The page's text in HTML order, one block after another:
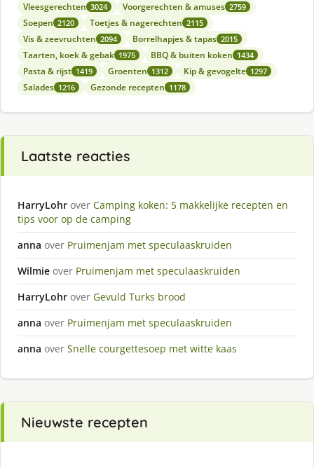
Vleesgerechten 3024 Voorgerechten & amuses 2759
Soepen 2120 Toetjes & nagerechten 2115
Vis & zeevruchten 2094 Borrelhapjes & tapas 2015
Taarten, koek & gebak 1975 BBQ & buiten koken 1434
Pasta & rijst 1419 Groenten 1312 Kip & gevogelte 1297
Salades 1216 Gezonde recepten 1178
Laatste reacties
HarryLohr over Camping koken: 5 makkelijke recepten en
tips voor op de camping
anna over Pruimenjam met speculaaskruiden
Wilmie over Pruimenjam met speculaaskruiden
HarryLohr over Gevuld Turks brood
anna over Pruimenjam met speculaaskruiden
anna over Snelle courgettesoep met witte kaas
Nieuwste recepten